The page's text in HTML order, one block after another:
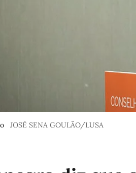
JOSÉ SENA GOULÃO/LUSA